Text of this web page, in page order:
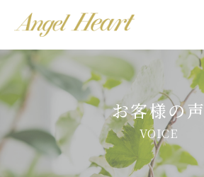
施術をご希望の方
カウンセリングをご希望の方へ
スクール受講生の方へ
お客様の声
VOICE